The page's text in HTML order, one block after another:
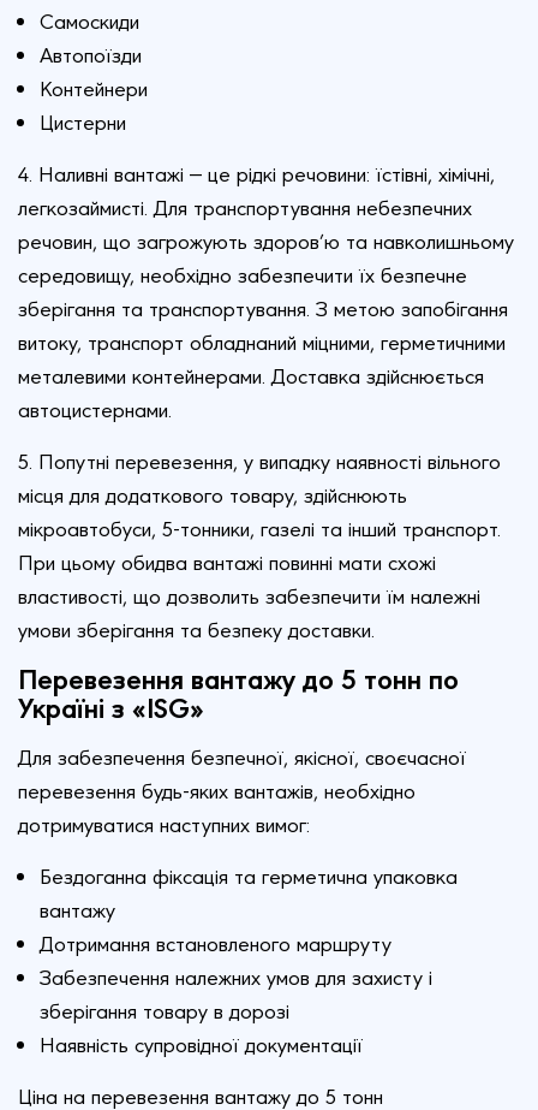
Самоскиди
Автопоїзди
Контейнери
Цистерни
4. Наливні вантажі — це рідкі речовини: їстівні, хімічні,
легкозаймисті. Для транспортування небезпечних
речовин, що загрожують здоров’ю та навколишньому
середовищу, необхідно забезпечити їх безпечне
зберігання та транспортування. З метою запобігання
витоку, транспорт обладнаний міцними, герметичними
металевими контейнерами. Доставка здійснюється
автоцистернами.
5. Попутні перевезення, у випадку наявності вільного
місця для додаткового товару, здійснюють
мікроавтобуси, 5-тонники, газелі та інший транспорт.
При цьому обидва вантажі повинні мати схожі
властивості, що дозволить забезпечити їм належні
умови зберігання та безпеку доставки.
Перевезення вантажу до 5 тонн по
Україні з «ISG»
Для забезпечення безпечної, якісної, своєчасної
перевезення будь-яких вантажів, необхідно
дотримуватися наступних вимог:
Бездоганна фіксація та герметична упаковка
вантажу
Дотримання встановленого маршруту
Забезпечення належних умов для захисту і
зберігання товару в дорозі
Наявність супровідної документації
Ціна на перевезення вантажу до 5 тонн